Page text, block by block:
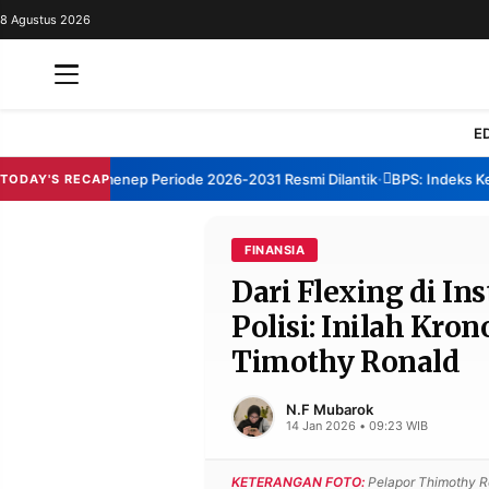
REDAKSI
8 Agustus 2026
TODAY'S RECAP
TBM Sumenep Periode 2026-2031 Resmi Dilantik• BPS: Indeks
FINANSIA
Dari Flexing di
Polisi: Inilah
Timothy Ronald
N.F Mubarok
14 Jan 2026 • 09:23 WIB
KETERANGAN FOTO: Pelapor Thimothy